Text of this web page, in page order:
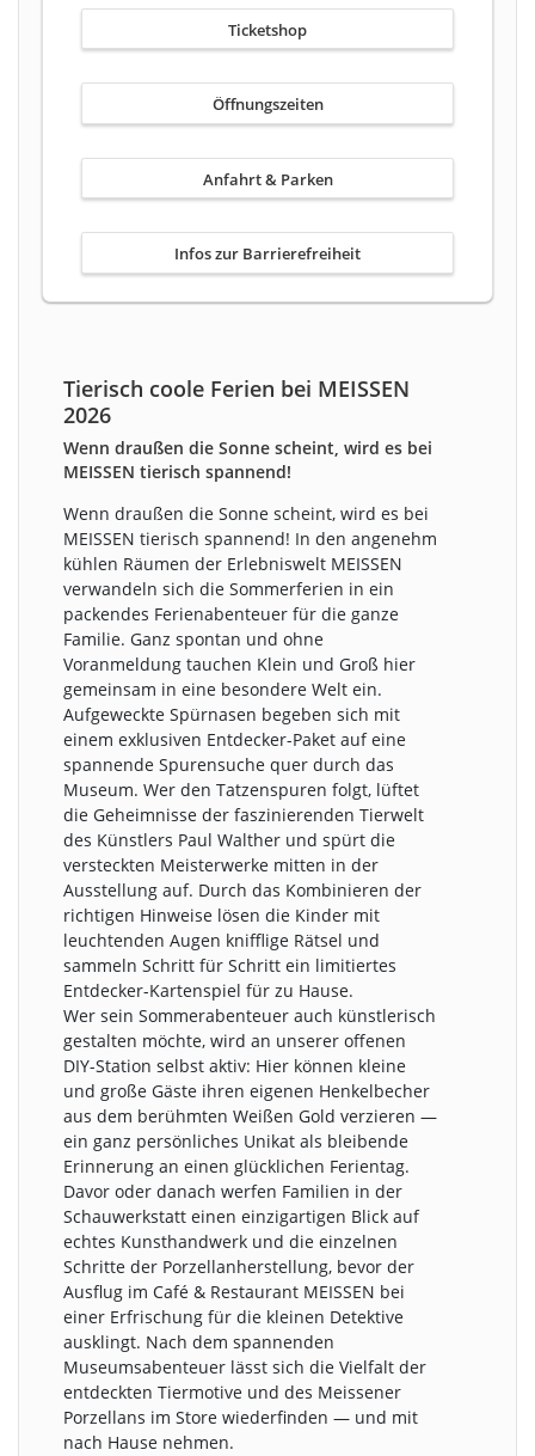
Ticketshop
Öffnungszeiten
Anfahrt & Parken
Infos zur Barrierefreiheit
Tierisch coole Ferien bei MEISSEN
2026
Wenn draußen die Sonne scheint, wird es bei
MEISSEN tierisch spannend!
Wenn draußen die Sonne scheint, wird es bei
MEISSEN tierisch spannend! In den angenehm
kühlen Räumen der Erlebniswelt MEISSEN
verwandeln sich die Sommerferien in ein
packendes Ferienabenteuer für die ganze
Familie. Ganz spontan und ohne
Voranmeldung tauchen Klein und Groß hier
gemeinsam in eine besondere Welt ein.
Aufgeweckte Spürnasen begeben sich mit
einem exklusiven Entdecker-Paket auf eine
spannende Spurensuche quer durch das
Museum. Wer den Tatzenspuren folgt, lüftet
die Geheimnisse der faszinierenden Tierwelt
des Künstlers Paul Walther und spürt die
versteckten Meisterwerke mitten in der
Ausstellung auf. Durch das Kombinieren der
richtigen Hinweise lösen die Kinder mit
leuchtenden Augen knifflige Rätsel und
sammeln Schritt für Schritt ein limitiertes
Entdecker-Kartenspiel für zu Hause.
Wer sein Sommerabenteuer auch künstlerisch
gestalten möchte, wird an unserer offenen
DIY-Station selbst aktiv: Hier können kleine
und große Gäste ihren eigenen Henkelbecher
aus dem berühmten Weißen Gold verzieren —
ein ganz persönliches Unikat als bleibende
Erinnerung an einen glücklichen Ferientag.
Davor oder danach werfen Familien in der
Schauwerkstatt einen einzigartigen Blick auf
echtes Kunsthandwerk und die einzelnen
Schritte der Porzellanherstellung, bevor der
Ausflug im Café & Restaurant MEISSEN bei
einer Erfrischung für die kleinen Detektive
ausklingt. Nach dem spannenden
Museumsabenteuer lässt sich die Vielfalt der
entdeckten Tiermotive und des Meissener
Porzellans im Store wiederfinden — und mit
nach Hause nehmen.